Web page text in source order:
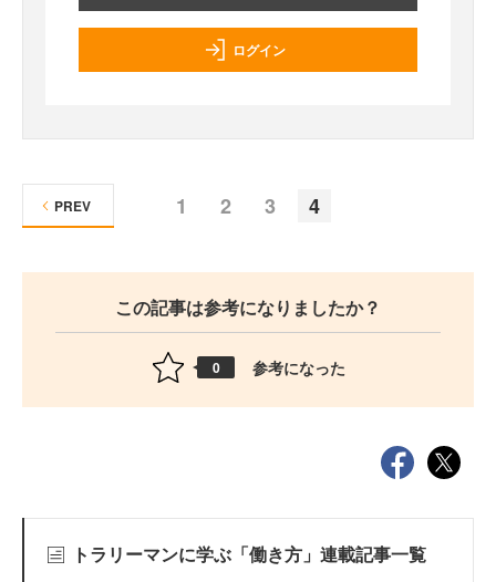
ログイン
1 2 3 4
PREV
この記事は参考になりましたか？
0 参考になった
トラリーマンに学ぶ「働き方」連載記事一覧